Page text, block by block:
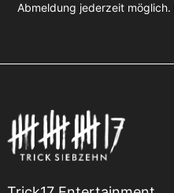
Abmeldung jederzeit möglich.